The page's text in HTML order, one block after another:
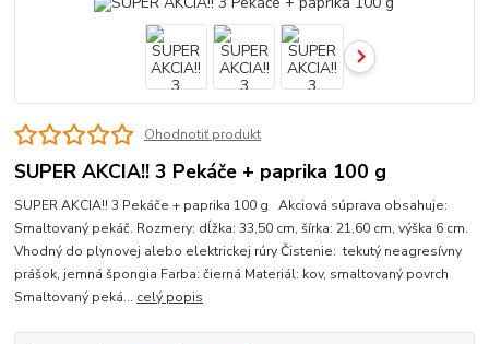
Ohodnotiť produkt
SUPER AKCIA!! 3 Pekáče + paprika 100 g
SUPER AKCIA!! 3 Pekáče + paprika 100 g Akciová súprava obsahuje:
Smaltovaný pekáč. Rozmery: dĺžka: 33,50 cm, šírka: 21,60 cm, výška 6 cm.
Vhodný do plynovej alebo elektrickej rúry Čistenie: tekutý neagresívny
prášok, jemná špongia Farba: čierná Materiál: kov, smaltovaný povrch
Smaltovaný peká... celý popis